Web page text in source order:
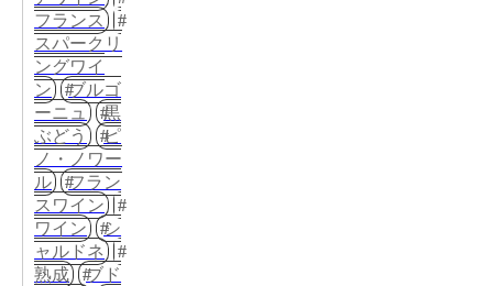
フランス
スパークリ
ングワイ
ン
ブルゴ
ーニュ
黒
ぶどう
ピ
ノ・ノワー
ル
フラン
スワイン
ワイン
シ
ャルドネ
熟成
ブド